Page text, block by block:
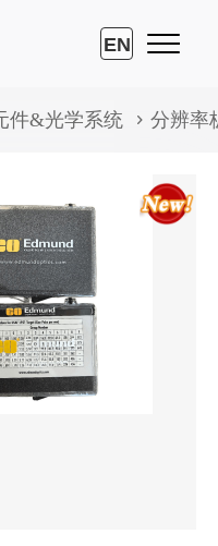
EN
件&光学系统 分辨率